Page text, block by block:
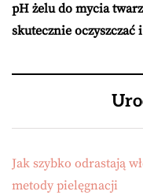
pH żelu do mycia
skutecznie oczyszczać
Jak szybko odrastają
metody pielęgnacji